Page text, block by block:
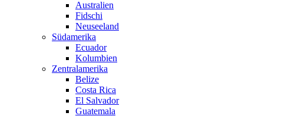
Australien
Fidschi
Neuseeland
Südamerika
Ecuador
Kolumbien
Zentralamerika
Belize
Costa Rica
El Salvador
Guatemala